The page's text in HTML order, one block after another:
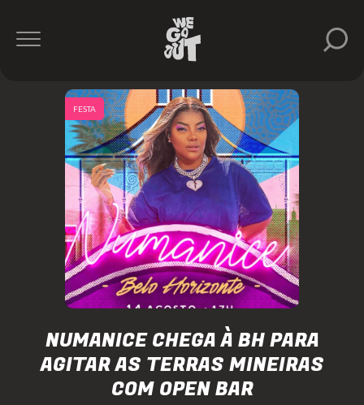
NUMANICE CHEGA À BH PARA
AGITAR AS TERRAS MINEIRAS
COM OPEN BAR
FESTA